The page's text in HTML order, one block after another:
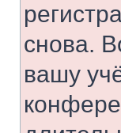
снова.
вашу